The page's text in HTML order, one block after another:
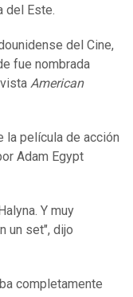
del Este.
del Cine,
fue nombrada
American
la película de acción
Adam Egypt
Y muy
un set", dijo
completamente